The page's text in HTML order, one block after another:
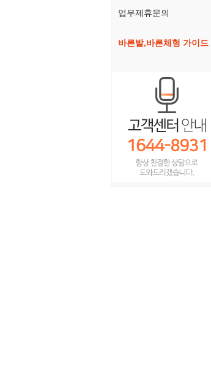
업무제휴문의
바른발,바른체형 가이드